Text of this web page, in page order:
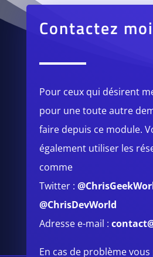
Contactez moi
Pour ceux qui désirent
pour une toute autre
faire depuis ce module.
également utiliser les
comme
Twitter :
@ChrisDevWorld
Adresse e-mail :
En cas de problème